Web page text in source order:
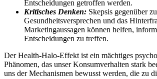
Entscheidungen getroffen werden.
Kritisches Denken: Skepsis gegenüber
Gesundheitsversprechen und das
Marketingaussagen können helfen,
Entscheidungen zu treffen.
Der Health-Halo-Effekt ist ein mächtiges
Phänomen, das unser Konsumverhalten stark
uns der Mechanismen bewusst werden, die zu